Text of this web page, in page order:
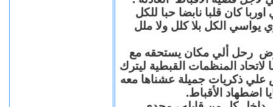
كان قلبا نابضا حبا للكل
يواسي الكل بلا كلل ولا ملل
رحل ألي مكان يستحقه مع
المنظمات القبطية ليترك
علي ذكريات جميلة عشناها معه
اضطهاد الأقباط.